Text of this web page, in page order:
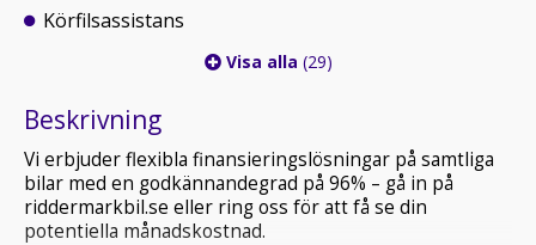
Körfilsassistans
Visa alla (29)
Beskrivning
Vi erbjuder flexibla finansieringslösningar på samtliga
bilar med en godkännandegrad på 96% – gå in på
riddermarkbil.se eller ring oss för att få se din
potentiella månadskostnad.